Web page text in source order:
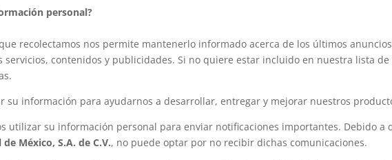
personal?
recolectamos nos permite mantenerlo informado acerca de los últimos
servicios, contenidos y publicidades. Si no quiere estar incluido en nuestra lista
su información para ayudarnos a desarrollar, entregar y mejorar nuestros
utilizar su información personal para enviar notificaciones importantes. Debido a
México, S.A. de C.V., no puede optar por no recibir dichas comunicaciones.